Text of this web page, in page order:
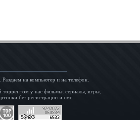
. Раздаем на компьютер и на телефон.
у нас фильмы, сериалы, игры,
без регистрации и смс.